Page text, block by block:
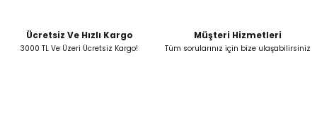
Gönder
Ücretsiz Ve Hızlı Kargo
3000 TL Ve Üzeri Ücretsiz Kargo!
Müşteri Hizmetleri
Tüm sorularınız için bize ulaşabilirsiniz